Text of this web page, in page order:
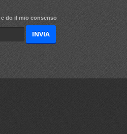
e do il mio consenso